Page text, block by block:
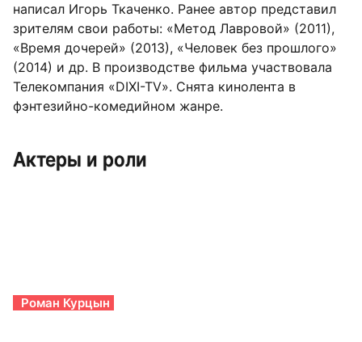
написал Игорь Ткаченко. Ранее автор представил
зрителям свои работы: «Метод Лавровой» (2011),
«Время дочерей» (2013), «Человек без прошлого»
(2014) и др. В производстве фильма участвовала
Телекомпания «DIXI-TV». Снята кинолента в
фэнтезийно-комедийном жанре.
Актеры и роли
Роман Курцын